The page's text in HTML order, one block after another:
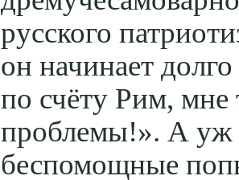
русского
он начинает
по счёту Рим, мне
проблемы!». А уж
беспомощные